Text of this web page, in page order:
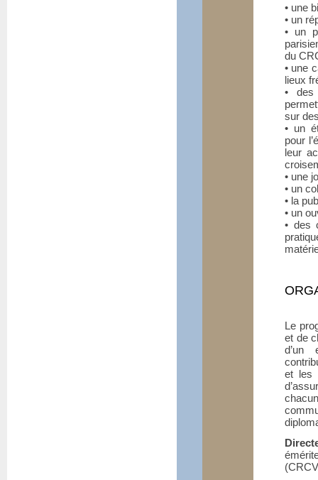
• une
• un
• un
du
• une
lieux
• des
sur
• un
pour
leur
• une
• un
• la
• un
• des
Le
et de
d’un
et les